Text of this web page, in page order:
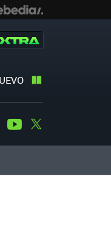
InstagramYoutube